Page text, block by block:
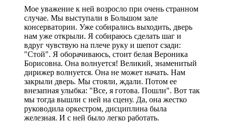
Мое уважение к ней возросло при очень странном
случае. Мы выступали в Большом зале
консерватории. Уже собирались выходить, дверь
нам уже открыли. Я собираюсь сделать шаг и
вдруг чувствую на плече руку и шепот сзади:
"Стой". Я оборачиваюсь, стоит белая Вероника
Борисовна. Она волнуется! Великий, знаменитый
дирижер волнуется. Она не может начать. Нам
закрыли дверь. Мы стояли, ждали. Потом ее
внезапная улыбка: "Все, я готова. Пошли". Вот так
мы тогда вышли с ней на сцену. Да, она жестко
руководила оркестром, дисциплина была
железная. И с ней было легко работать.